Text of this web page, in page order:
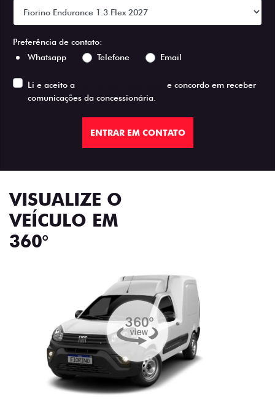
Preferência de contato:
Whatsapp
Telefone Email
Li e aceito a
e concordo em receber
comunicações da concessionária.
ENTRAR EM CONTATO
VISUALIZE O
VEÍCULO EM
360°